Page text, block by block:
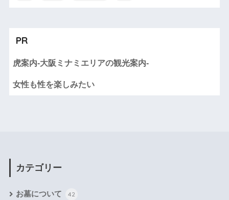
PR
虎案内-大阪ミナミエリアの観光案内-
女性も性を楽しみたい
カテゴリー
お墓について 42